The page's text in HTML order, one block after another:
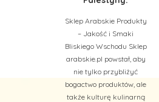
Sklep Arabskie Produkty
– Jakość i Smaki
Bliskiego Wschodu Sklep
arabskie.pl powstał, aby
nie tylko przybliżyć
bogactwo produktów, ale
także kulturę kulinarną